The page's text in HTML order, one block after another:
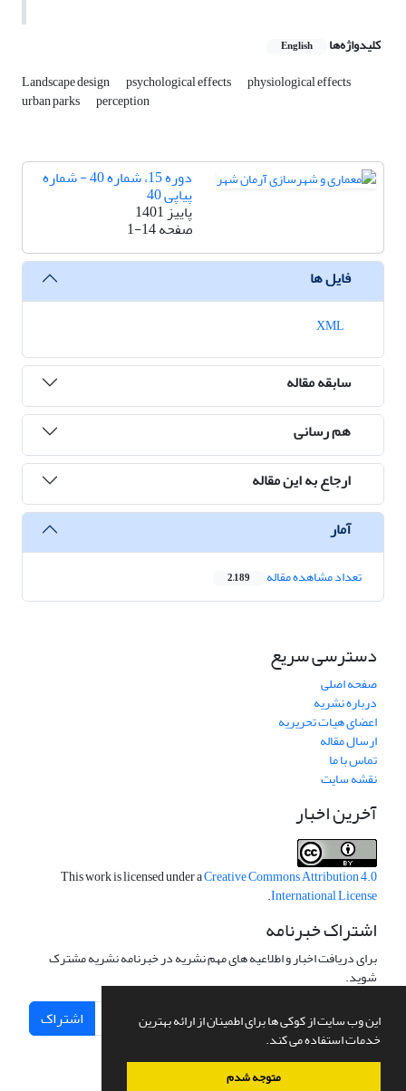
این وب سایت از کوکی ها برای اطمینان از ارائه بهترین
خدمات استفاده می کند.
متوجه شدم
کلیدواژه‌ها English
Landscape design psychological effects physiological effects
urban parks perception
دوره 15، شماره 40 - شماره
پیاپی 40
پاییز 1401
صفحه1-14
فایل ها
سابقه مقاله
هم رسانی
ارجاع به این مقاله
آمار
تعداد مشاهده مقاله 2,189
دسترسی سریع
صفحه اصلی
درباره نشریه
اعضای هیات تحریریه
ارسال مقاله
تماس با ما
نقشه سایت
آخرین اخبار
This work is licensed under aCreative Commons Attribution 4.0
International License
.
اشتراک خبرنامه
برای دریافت اخبار و اطلاعیه های مهم نشریه در خبرنامه نشریه مشترک
شوید.
اشتراک